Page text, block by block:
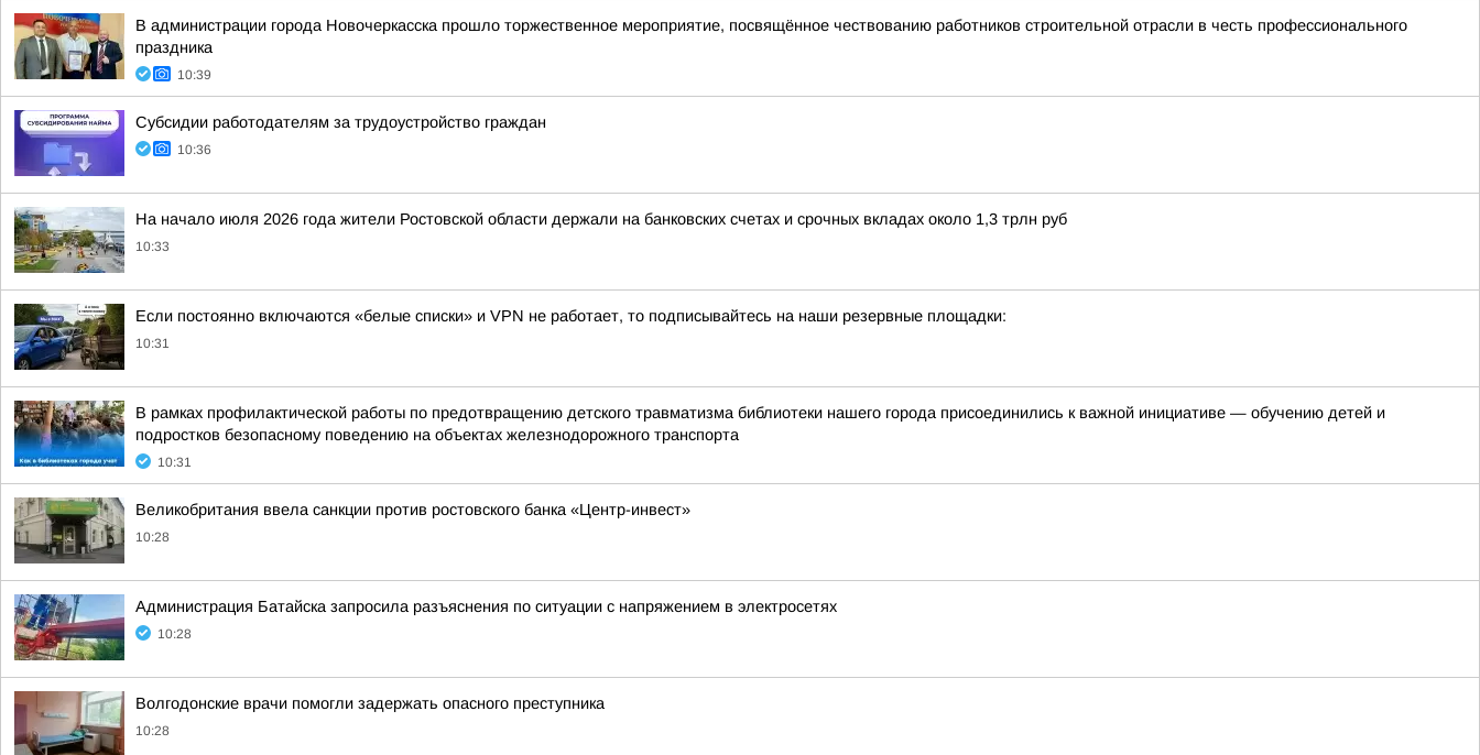
В администрации города Новочеркасска прошло торжественное мероприятие, посвящённое чествованию работников строительной отрасли в честь профессионального
праздника
10:39
Субсидии работодателям за трудоустройство граждан
10:36
На начало июля 2026 года жители Ростовской области держали на банковских счетах и срочных вкладах около 1,3 трлн руб
10:33
Если постоянно включаются «белые списки» и VPN не работает, то подписывайтесь на наши резервные площадки:
10:31
В рамках профилактической работы по предотвращению детского травматизма библиотеки нашего города присоединились к важной инициативе — обучению детей и
подростков безопасному поведению на объектах железнодорожного транспорта
10:31
Великобритания ввела санкции против ростовского банка «Центр-инвест»
10:28
Администрация Батайска запросила разъяснения по ситуации с напряжением в электросетях
10:28
Волгодонские врачи помогли задержать опасного преступника
10:28